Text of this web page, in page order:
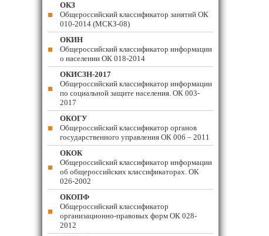
ОКЗ
Общероссийский классификатор занятий ОК
010-2014 (МСКЗ-08)
ОКИН
Общероссийский классификатор информации
о населении ОК 018-2014
ОКИСЗН-2017
Общероссийский классификатор информации
по социальной защите населения. ОК 003-
2017
ОКОГУ
Общероссийский классификатор органов
государственного управления ОК 006 – 2011
ОКОК
Общероссийский классификатор информации
об общероссийских классификаторах. ОК
026-2002
ОКОПФ
Общероссийский классификатор
организационно-правовых форм ОК 028-
2012